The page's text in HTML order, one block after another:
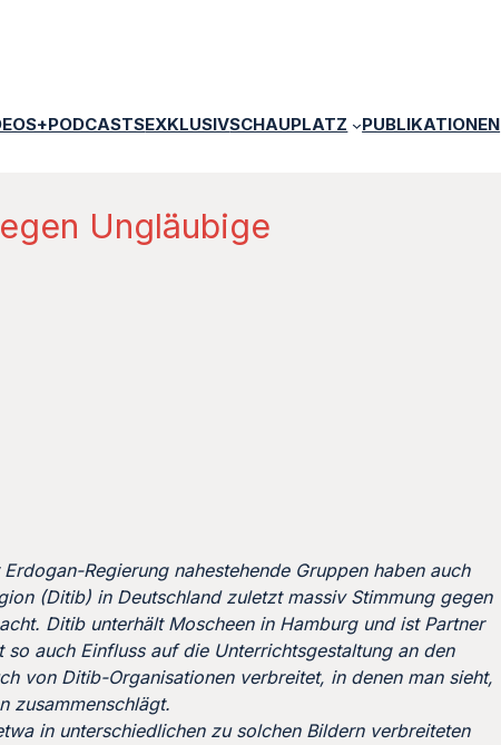
EXKLUSIVSCHAUPLATZ PUBLIKATIONEN
Ungläubige
Regierung nahestehende Gruppen haben auch
(Ditib) in Deutschland zuletzt massiv Stimmung gegen
Ditib unterhält Moscheen in Hamburg und ist Partner
auch Einfluss auf die Unterrichtsgestaltung an den
von Ditib-Organisationen verbreitet, in denen man sieht,
zusammenschlägt.
in unterschiedlichen zu solchen Bildern verbreiteten